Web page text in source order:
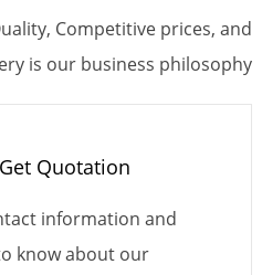
Competitive prices, and
is our business philosophy.
Quotation
information and
know about our